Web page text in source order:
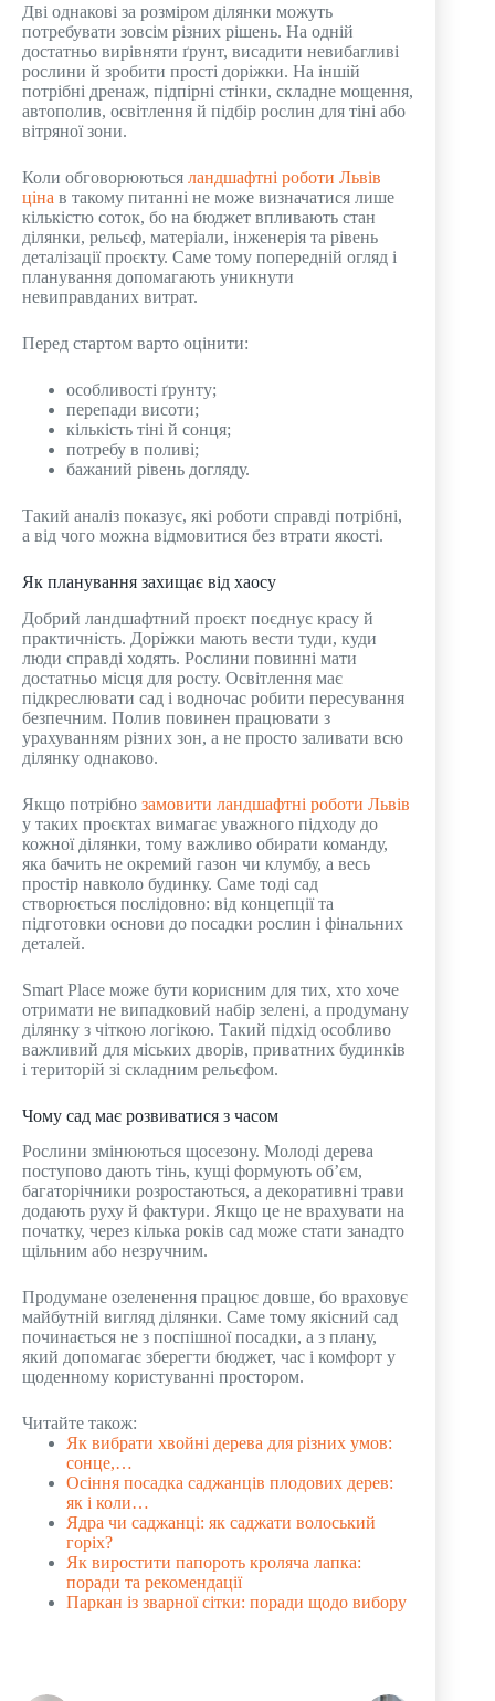
Дві однакові за розміром ділянки можуть
потребувати зовсім різних рішень. На одній
достатньо вирівняти ґрунт, висадити невибагливі
рослини й зробити прості доріжки. На іншій
потрібні дренаж, підпірні стінки, складне мощення,
автополив, освітлення й підбір рослин для тіні або
вітряної зони.
Коли обговорюються ландшафтні роботи Львів
ціна в такому питанні не може визначатися лише
кількістю соток, бо на бюджет впливають стан
ділянки, рельєф, матеріали, інженерія та рівень
деталізації проєкту. Саме тому попередній огляд і
планування допомагають уникнути
невиправданих витрат.
Перед стартом варто оцінити:
особливості ґрунту;
перепади висоти;
кількість тіні й сонця;
потребу в поливі;
бажаний рівень догляду.
Такий аналіз показує, які роботи справді потрібні,
а від чого можна відмовитися без втрати якості.
Як планування захищає від хаосу
Добрий ландшафтний проєкт поєднує красу й
практичність. Доріжки мають вести туди, куди
люди справді ходять. Рослини повинні мати
достатньо місця для росту. Освітлення має
підкреслювати сад і водночас робити пересування
безпечним. Полив повинен працювати з
урахуванням різних зон, а не просто заливати всю
ділянку однаково.
Якщо потрібно замовити ландшафтні роботи Львів
у таких проєктах вимагає уважного підходу до
кожної ділянки, тому важливо обирати команду,
яка бачить не окремий газон чи клумбу, а весь
простір навколо будинку. Саме тоді сад
створюється послідовно: від концепції та
підготовки основи до посадки рослин і фінальних
деталей.
Smart Place може бути корисним для тих, хто хоче
отримати не випадковий набір зелені, а продуману
ділянку з чіткою логікою. Такий підхід особливо
важливий для міських дворів, приватних будинків
і територій зі складним рельєфом.
Чому сад має розвиватися з часом
Рослини змінюються щосезону. Молоді дерева
поступово дають тінь, кущі формують об’єм,
багаторічники розростаються, а декоративні трави
додають руху й фактури. Якщо це не врахувати на
початку, через кілька років сад може стати занадто
щільним або незручним.
Продумане озеленення працює довше, бо враховує
майбутній вигляд ділянки. Саме тому якісний сад
починається не з поспішної посадки, а з плану,
який допомагає зберегти бюджет, час і комфорт у
щоденному користуванні простором.
Читайте також:
Як вибрати хвойні дерева для різних умов:
сонце,…
Осіння посадка саджанців плодових дерев:
як і коли…
Ядра чи саджанці: як саджати волоський
горіх?
Як виростити папороть кроляча лапка:
поради та рекомендації
Паркан із зварної сітки: поради щодо вибору